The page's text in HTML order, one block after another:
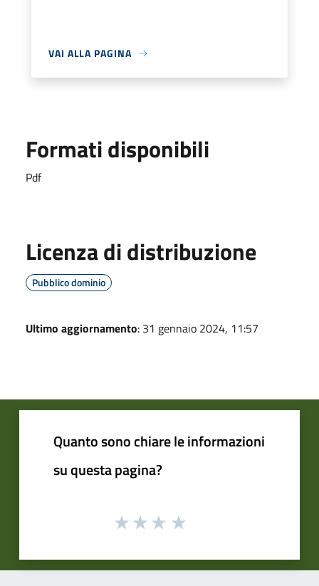
VAI ALLA PAGINA
Formati disponibili
Pdf
Licenza di distribuzione
Pubblico dominio
Ultimo aggiornamento: 31 gennaio 2024, 11:57
Quanto sono chiare le informazioni
su questa pagina?